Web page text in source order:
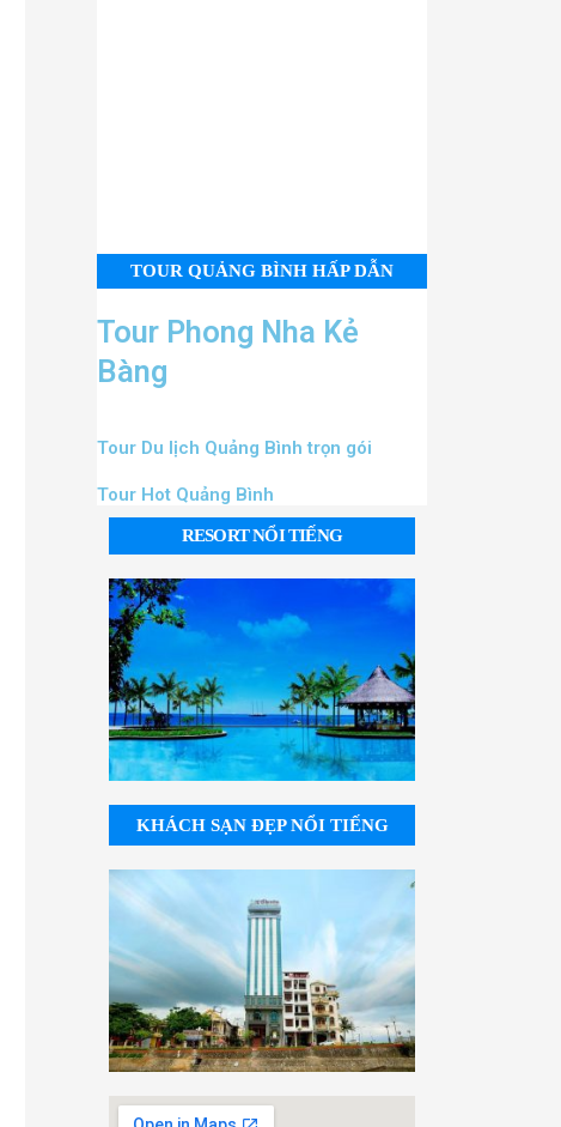
TOUR QUẢNG BÌNH HẤP DẪN
Tour Phong Nha Kẻ
Bàng
Tour Du lịch Quảng Bình trọn gói
Tour Hot Quảng Bình
RESORT NỔI TIẾNG
KHÁCH SẠN ĐẸP NỔI TIẾNG